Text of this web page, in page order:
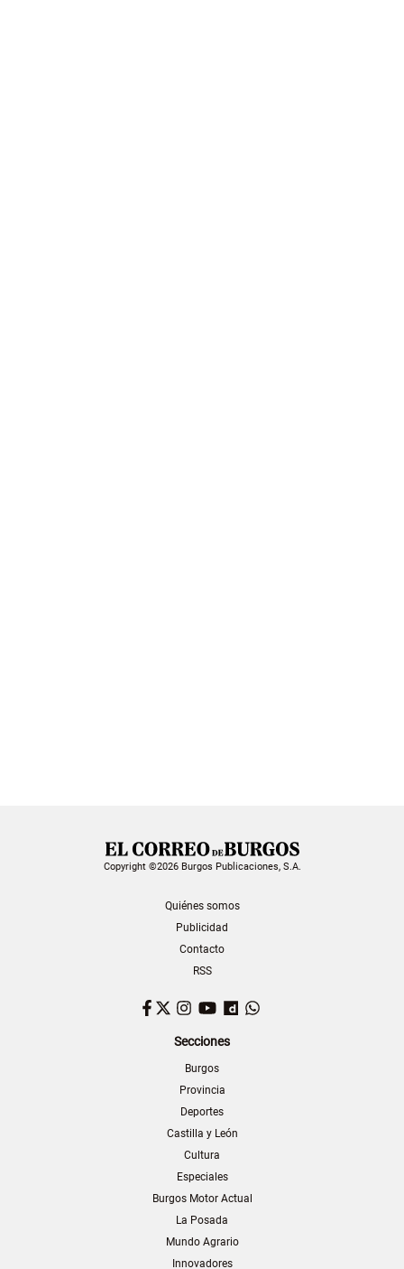
Copyright ©2026 Burgos Publicaciones, S.A.
Quiénes somos
Publicidad
Contacto
RSS
Facebook
TwitterInstagram
YouTubeDailymotion
Secciones
Burgos
Provincia
Deportes
Castilla y León
Cultura
Especiales
Burgos Motor Actual
La Posada
Mundo Agrario
Innovadores